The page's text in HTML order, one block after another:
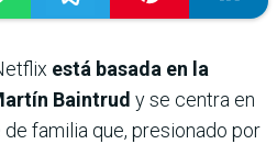
está basada en la
Baintrud y se centra en
de familia que, presionado por